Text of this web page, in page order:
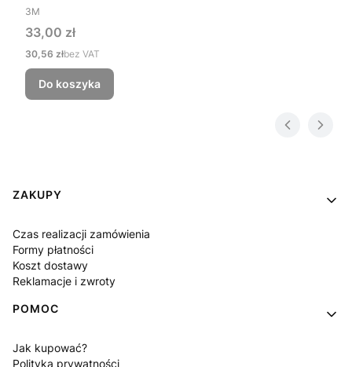
PRODUCENT
3M
Cena
33,00 zł
Cena
30,56 złbez VAT
Do koszyka
Linki w stopce
ZAKUPY
Czas realizacji zamówienia
Formy płatności
Koszt dostawy
Reklamacje i zwroty
POMOC
Jak kupować?
Polityka prywatności